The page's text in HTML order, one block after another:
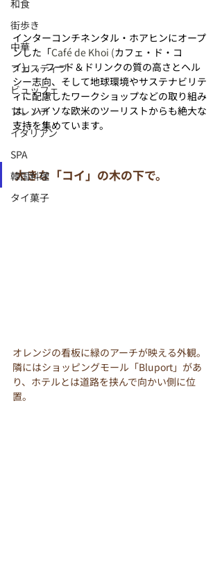
和食
街歩き
中華
フェスティブ
ビュッフェ
フレンチ
イタリアン
SPA
韓国料理
タイ菓子
インターコンチネンタル・ホアヒンにオープ
ンした「Café de Khoi (カフェ・ド・コ
イ)」。フード＆ドリンクの質の高さとヘル
シー志向、そして地球環境やサステナビリテ
ィに配慮したワークショップなどの取り組み
は、ハイソな欧米のツーリストからも絶大な
支持を集めています。
大きな「コイ」の木の下で。
オレンジの看板に緑のアーチが映える外観。
隣にはショッピングモール「Bluport」があ
り、ホテルとは道路を挟んで向かい側に位
置。